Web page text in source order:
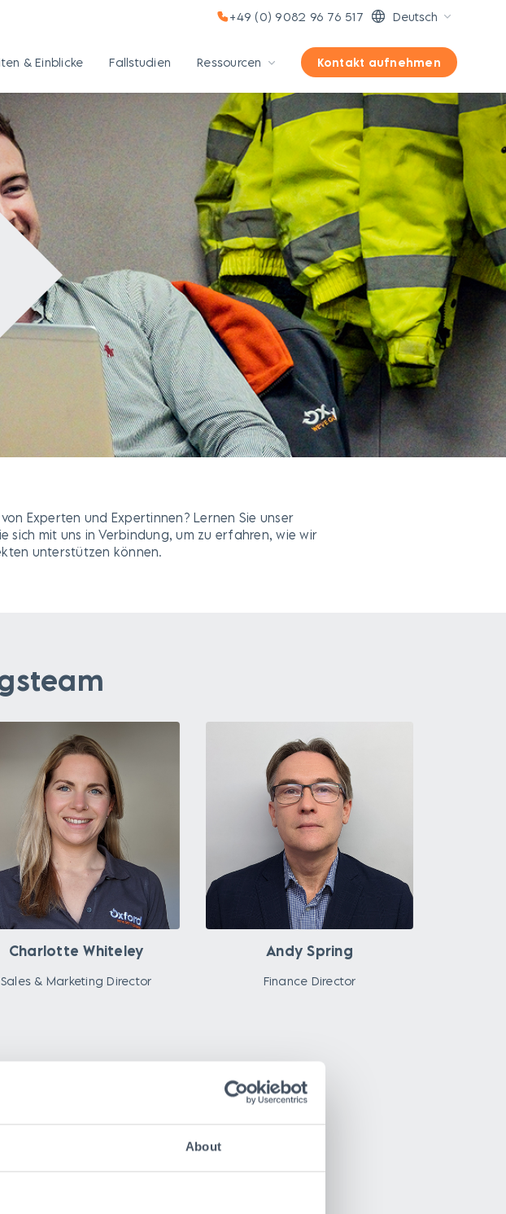
About
+49 (0) 9082 96 76 517 Deutsch
& Einblicke Fallstudien Ressourcen Kontakt aufnehmen
Experten und Expertinnen? Lernen Sie unser
sich mit uns in Verbindung, um zu erfahren, wie wir
unterstützen können.
Charlotte Whiteley
Sales & Marketing Director
Andy Spring
Finance Director